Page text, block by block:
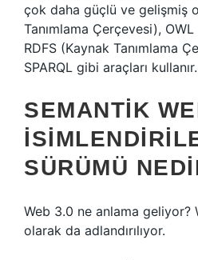
çok daha güçlü ve gelişmiş
Tanımlama Çerçevesi),
RDFS (Kaynak Tanımlama
SPARQL gibi araçları kullanır.
SEMANTIK
SÜRÜMÜ
Web 3.0 ne anlama geliyor?
olarak da adlandırılıyor.